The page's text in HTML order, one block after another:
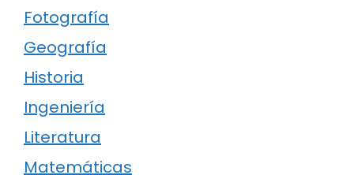
Fotografía
Geografía
Historia
Ingeniería
Literatura
Matemáticas